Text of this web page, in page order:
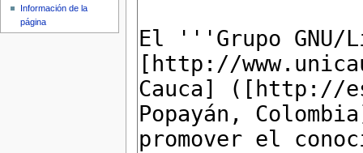
Información de la
página